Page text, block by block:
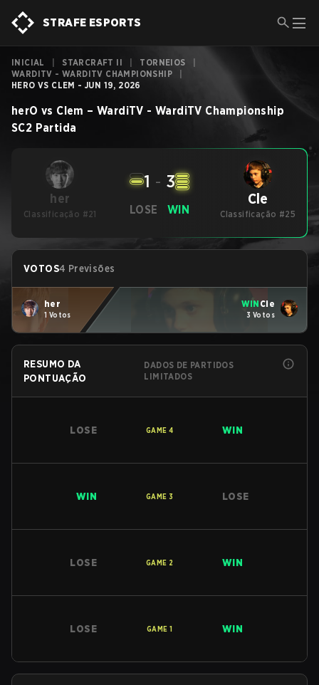
STRAFE ESPORTS
INICIAL STARCRAFT II TORNEIOS
WARDITV - WARDITV CHAMPIONSHIP
HERO VS CLEM - JUN 19, 2026
herO vs Clem –WardiTV - WardiTV Championship
SC2 Partida
her
Classificação #21 LOSE
1 - 3
WIN
Cle
Classificação #25
VOTOS4 Previsões
her
1 Votos
WIN Cle
3 Votos
RESUMO DA
PONTUAÇÃO
DADOS DE PARTIDOS
LIMITADOS
LOSE GAME 4 WIN
WIN GAME 3 LOSE
LOSE GAME 2 WIN
LOSE GAME 1 WIN